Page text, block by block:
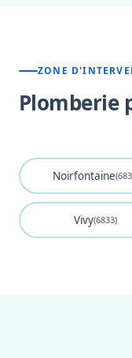
ZONE
Plomberie
Noirfontaine
Vivy(6833)